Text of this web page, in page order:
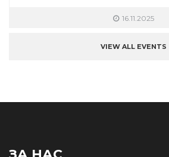
16.11.2025
VIEW ALL EVENTS